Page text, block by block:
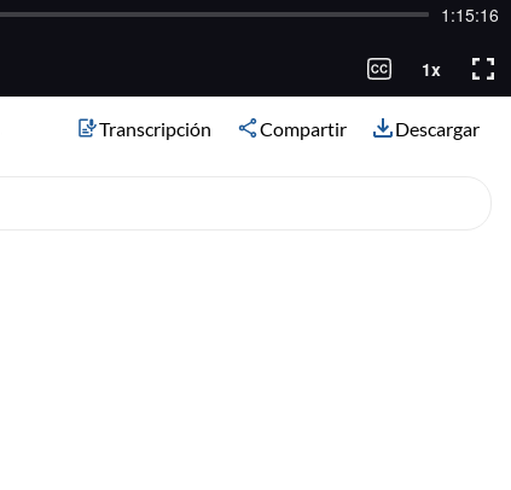
Transcripción Compartir Descargar